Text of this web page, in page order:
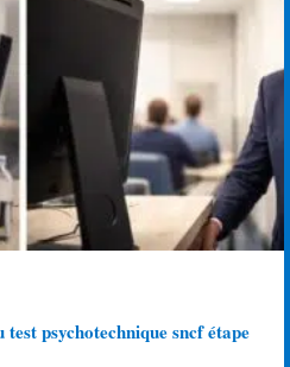
psychotechnique sncf étape